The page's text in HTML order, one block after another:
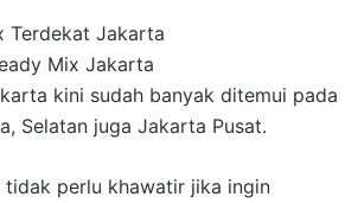
Mix Jakarta
kini sudah banyak ditemui pada
Selatan juga Jakarta Pusat.
tidak perlu khawatir jika ingin